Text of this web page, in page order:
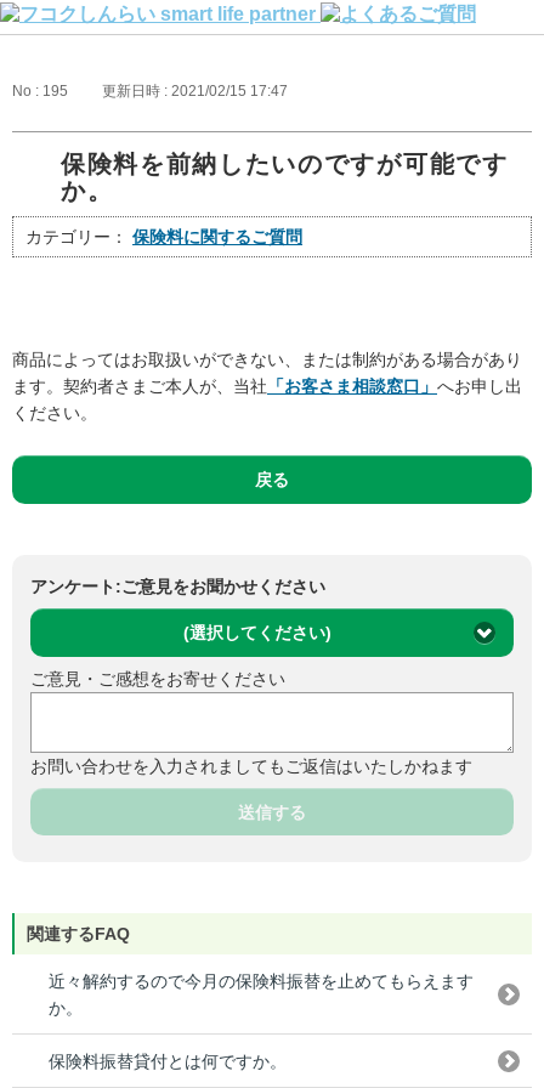
No : 195 更新日時 : 2021/02/15 17:47
保険料を前納したいのですが可能です
か。
カテゴリー： 保険料に関するご質問
商品によってはお取扱いができない、または制約がある場合があり
ます。契約者さまご本人が、当社 「お客さま相談窓口」 へお申し出
ください。
戻る
アンケート:ご意見をお聞かせください
(選択してください)
ご意見・ご感想をお寄せください
お問い合わせを入力されましてもご返信はいたしかねます
送信する
関連するFAQ
近々解約するので今月の保険料振替を止めてもらえます
か。
保険料振替貸付とは何ですか。